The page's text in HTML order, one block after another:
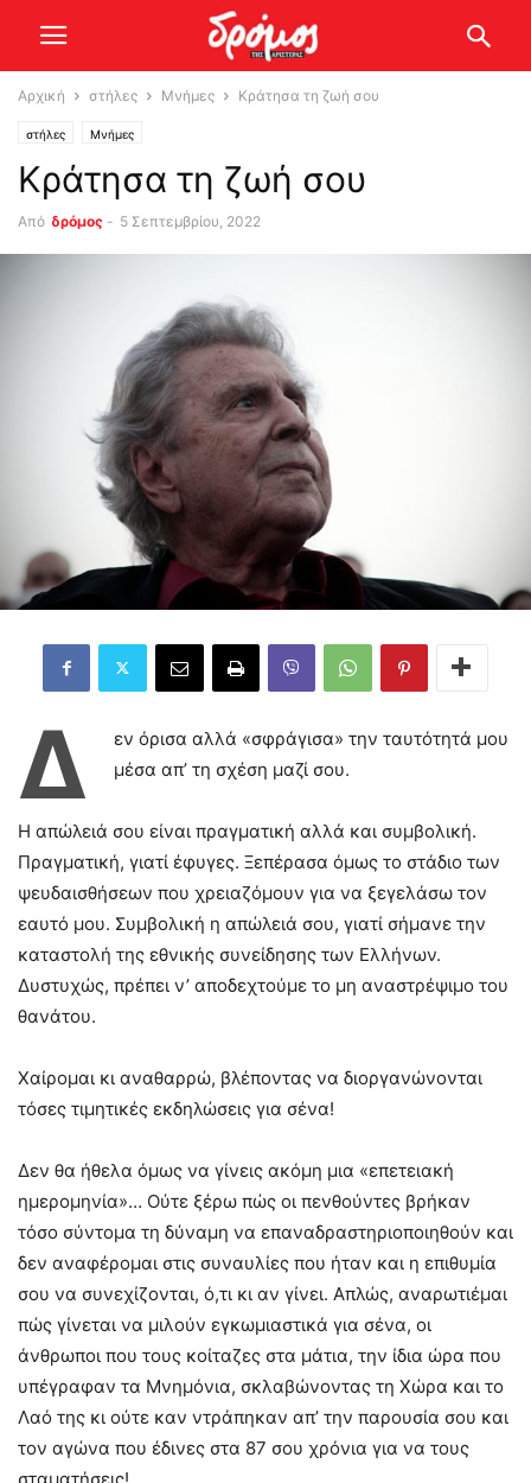
Αρχική στήλες Μνήμες Κράτησα τη ζωή σου
στήλες Μνήμες
Κράτησα τη ζωή σου
Από δρόμος - 5 Σεπτεμβρίου, 2022
Δ
εν όρισα αλλά «σφράγισα» την ταυτότητά μου
μέσα απ’ τη σχέση μαζί σου.
Η απώλειά σου είναι πραγματική αλλά και συμβολική.
Πραγματική, γιατί έφυγες. Ξεπέρασα όμως το στάδιο των
ψευδαισθήσεων που χρειαζόμουν για να ξεγελάσω τον
εαυτό μου. Συμβολική η απώλειά σου, γιατί σήμανε την
καταστολή της εθνικής συνείδησης των Ελλήνων.
Δυστυχώς, πρέπει ν’ αποδεχτούμε το μη αναστρέψιμο του
θανάτου.
Χαίρομαι κι αναθαρρώ, βλέποντας να διοργανώνονται
τόσες τιμητικές εκδηλώσεις για σένα!
Δεν θα ήθελα όμως να γίνεις ακόμη μια «επετειακή
ημερομηνία»… Ούτε ξέρω πώς οι πενθούντες βρήκαν
τόσο σύντομα τη δύναμη να επαναδραστηριοποιηθούν και
δεν αναφέρομαι στις συναυλίες που ήταν και η επιθυμία
σου να συνεχίζονται, ό,τι κι αν γίνει. Απλώς, αναρωτιέμαι
πώς γίνεται να μιλούν εγκωμιαστικά για σένα, οι
άνθρωποι που τους κοίταζες στα μάτια, την ίδια ώρα που
υπέγραφαν τα Μνημόνια, σκλαβώνοντας τη Χώρα και το
Λαό της κι ούτε καν ντράπηκαν απ’ την παρουσία σου και
τον αγώνα που έδινες στα 87 σου χρόνια για να τους